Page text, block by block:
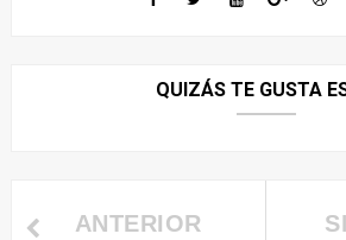
QUIZÁS TE GUSTA
ANTERIOR